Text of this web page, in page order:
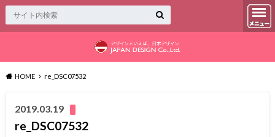
HOME re_DSC07532
2019.03.19
re_DSC07532